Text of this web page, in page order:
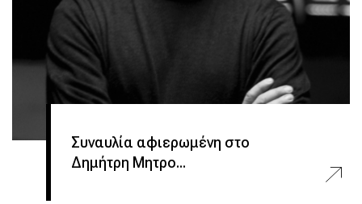
Συναυλία αφιερωμένη στο
Δημήτρη Μητρο...